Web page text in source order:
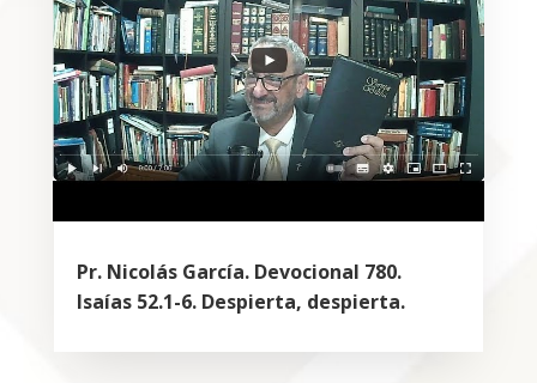
Pr. Nicolás García. Devocional 780.
Isaías 52.1-6. Despierta, despierta.